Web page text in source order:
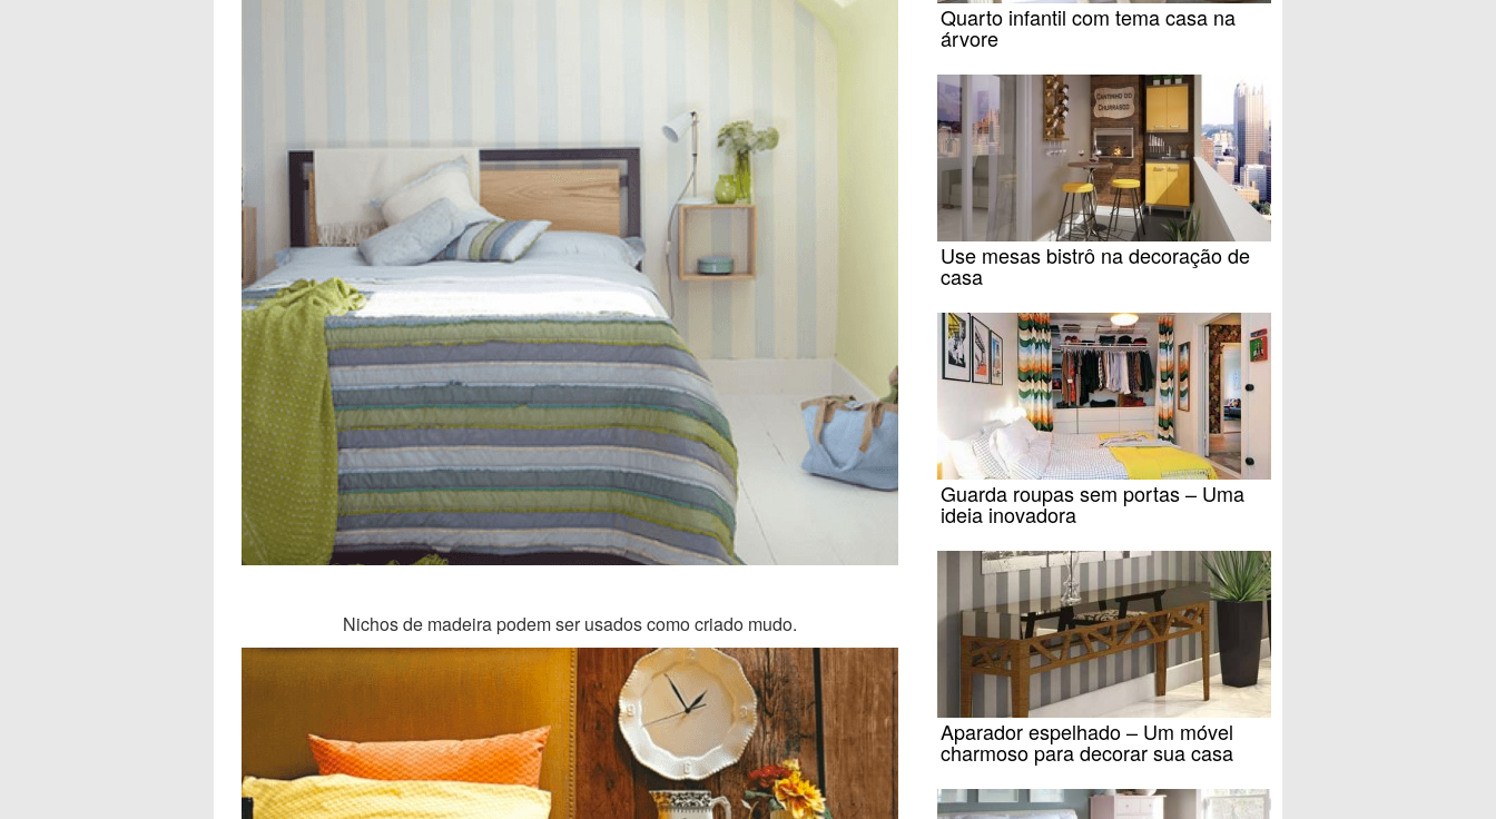
Nichos de madeira podem ser usados como criado mudo.
Quarto infantil com tema casa na
árvore
Use mesas bistrô na decoração de
casa
Guarda roupas sem portas – Uma
ideia inovadora
Aparador espelhado – Um móvel
charmoso para decorar sua casa